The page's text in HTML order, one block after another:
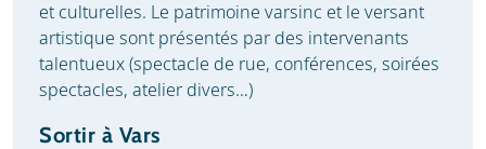
et culturelles. Le patrimoine varsinc et le versant
artistique sont présentés par des intervenants
talentueux (spectacle de rue, conférences, soirées
spectacles, atelier divers…)
Sortir à Vars